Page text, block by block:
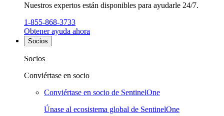
Nuestros expertos están disponibles para ayudarle 24/7.
1-855-868-3733
Obtener ayuda ahora
Socios
Socios
Conviértase en socio
Conviértase en socio de SentinelOne
Únase al ecosistema global de SentinelOne